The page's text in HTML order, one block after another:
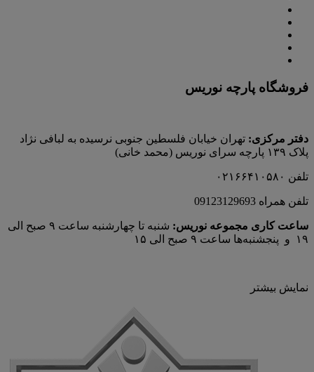
فروشگاه پارچه نوریس
دفتر مرکزی: تهران خیابان فلسطین جنوبی نرسیده به لبافی نژاد
پلاک ۱۳۹ پارچه‌ سرای نوريس (محمد خانی)
تلفن ۰۲۱۶۶۴۱۰۵۸۰
تلفن همراه 09123129693
ساعت کاری مجموعه نوریس:
شنبه تا چهارشنبه ساعت ۹ صبح الی
۱۹ و پنجشنبه‌ها ساعت ۹ صبح الی ۱۵
نمایش بیشتر